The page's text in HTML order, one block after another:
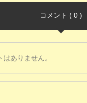
コメント ( 0 )
ありません。